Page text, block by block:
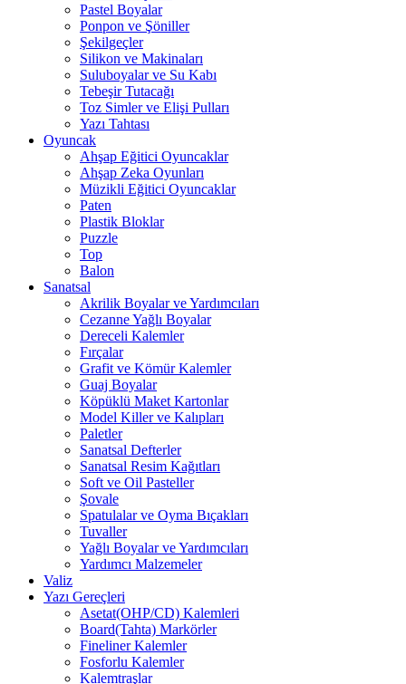
Pastel Boyalar
Ponpon ve Şöniller
Şekilgeçler
Silikon ve Makinaları
Suluboyalar ve Su Kabı
Tebeşir Tutacağı
Toz Simler ve Elişi Pulları
Yazı Tahtası
Oyuncak
Ahşap Eğitici Oyuncaklar
Ahşap Zeka Oyunları
Müzikli Eğitici Oyuncaklar
Paten
Plastik Bloklar
Puzzle
Top
Balon
Sanatsal
Akrilik Boyalar ve Yardımcıları
Cezanne Yağlı Boyalar
Dereceli Kalemler
Fırçalar
Grafit ve Kömür Kalemler
Guaj Boyalar
Köpüklü Maket Kartonlar
Model Killer ve Kalıpları
Paletler
Sanatsal Defterler
Sanatsal Resim Kağıtları
Soft ve Oil Pasteller
Şovale
Spatulalar ve Oyma Bıçakları
Tuvaller
Yağlı Boyalar ve Yardımcıları
Yardımcı Malzemeler
Valiz
Yazı Gereçleri
Asetat(OHP/CD) Kalemleri
Board(Tahta) Markörler
Fineliner Kalemler
Fosforlu Kalemler
Kalemtraşlar